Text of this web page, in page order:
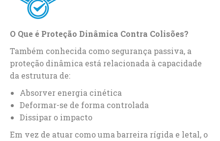
O Que é Proteção Dinâmica Contra Colisões?
Também conhecida como segurança passiva, a
proteção dinâmica está relacionada à capacidade
da estrutura de:
Absorver energia cinética
Deformar-se de forma controlada
Dissipar o impacto
Em vez de atuar como uma barreira rígida e letal, o